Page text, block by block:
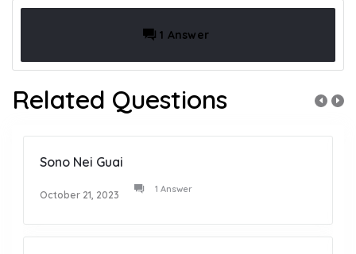
1 Answer
Related Questions
Sono Nei Guai
October 21, 2023 1 Answer